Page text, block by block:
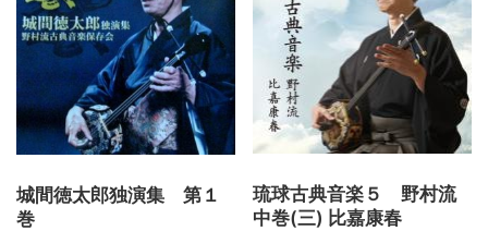
城間徳太郎独演集 第１
巻
琉球古典音楽５ 野村流
中巻(三) 比嘉康春